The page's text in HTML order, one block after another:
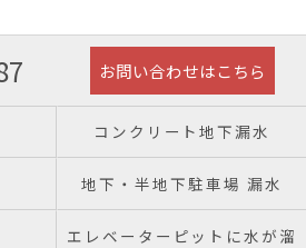
お問い合わせはこちら
コンクリート地下漏水
地下・半地下駐車場 漏水
エレベーターピットに水が溜